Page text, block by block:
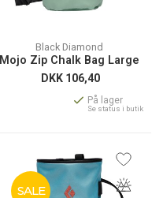
Black Diamond
Mojo Zip Chalk Bag Large
DKK 106,40
På lager
Se status i butik
SALE